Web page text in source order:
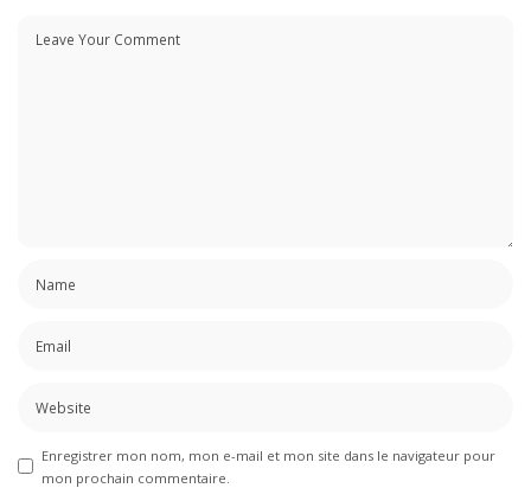
Enregistrer mon nom, mon e-mail et mon site dans le navigateur pour
mon prochain commentaire.